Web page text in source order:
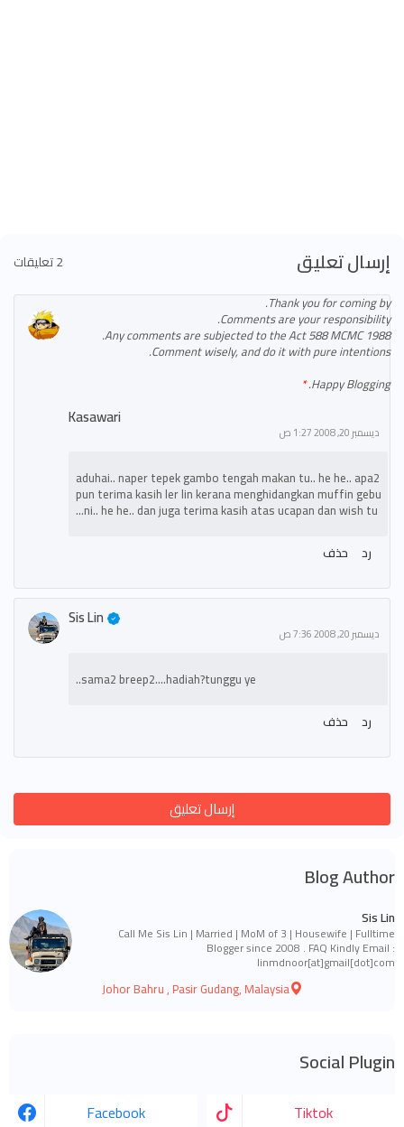
إرسال تعليق 2 تعليقات
Thank you for coming by.
Comments are your responsibility.
Any comments are subjected to the Act 588 MCMC 1988.
Comment wisely, and do it with pure intentions.
Happy Blogging.
Kasawari
ديسمبر 20, 2008 1:27 ص
aduhai.. naper tepek gambo tengah makan tu.. he he.. apa2
pun terima kasih ler lin kerana menghidangkan muffin gebu
ni.. he he.. dan juga terima kasih atas ucapan dan wish tu...
رد
حذف
Sis Lin
ديسمبر 20, 2008 7:36 ص
sama2 breep2....hadiah?tunggu ye..
رد
حذف
إرسال تعليق
Blog Author
Sis Lin
Call Me Sis Lin | Married | MoM of 3 | Housewife | Fulltime
Blogger since 2008 . FAQ Kindly Email :
linmdnoor[at]gmail[dot]com
Johor Bahru , Pasir Gudang, Malaysia
Social Plugin
Facebook
Tiktok